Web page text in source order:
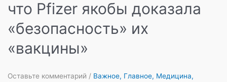
что Pfizer якобы доказала
«безопасность» их
«вакцины»
Оставьте комментарий / Важное, Главное, Медицина,